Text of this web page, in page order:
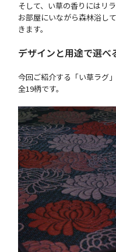
そして、い草の香りにはリラ
お部屋にいながら森林浴し
きます。
デザインと用途で選べ
今回ご紹介する「い草ラグ
全19柄です。